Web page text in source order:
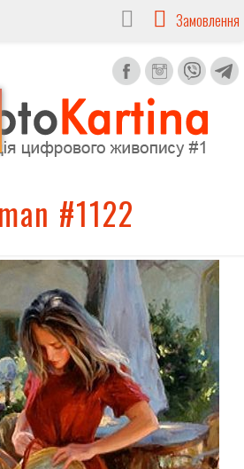
Замовлення
#1122